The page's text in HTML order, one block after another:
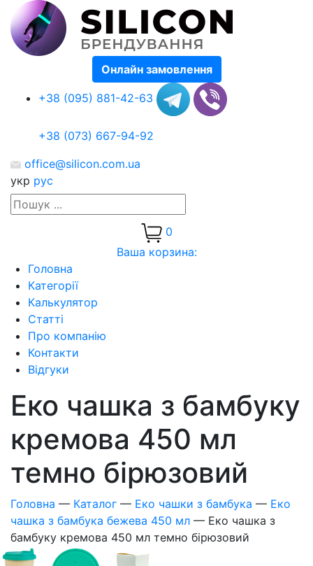
Онлайн замовлення
+38 (095) 881-42-63
+38 (073) 667-94-92
office@silicon.com.ua
укр рус
0
Ваша корзина:
Головна
Категорії
Калькулятор
Статті
Про компанію
Контакти
Відгуки
Еко чашка з бамбуку
кремова 450 мл
темно бірюзовий
Головна — Каталог — Еко чашки з бамбука — Еко
чашка з бамбука бежева 450 мл — Еко чашка з
бамбуку кремова 450 мл темно бірюзовий